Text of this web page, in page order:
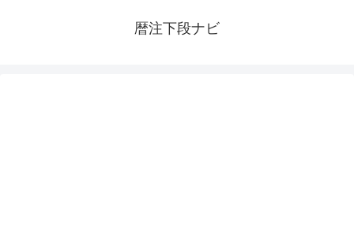
暦注下段ナビ